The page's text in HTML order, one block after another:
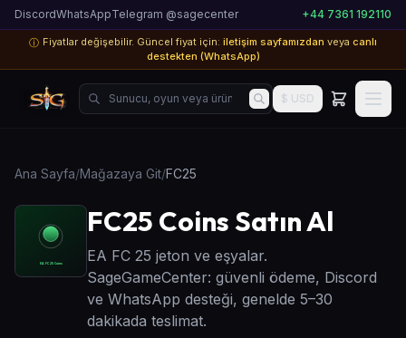
DiscordWhatsAppTelegram @sagecenter +44 7361 192110
ⓘ Fiyatlar değişebilir. Güncel fiyat için: iletişim sayfamızdan veya canlı
destekten (WhatsApp)
Sunucu, oyun veya ürün ara...$ USD
Ana Sayfa/Mağazaya Git/FC25
FC25 Coins Satın Al
EA FC 25 jeton ve eşyalar.
SageGameCenter: güvenli ödeme, Discord
ve WhatsApp desteği, genelde 5–30
dakikada teslimat.